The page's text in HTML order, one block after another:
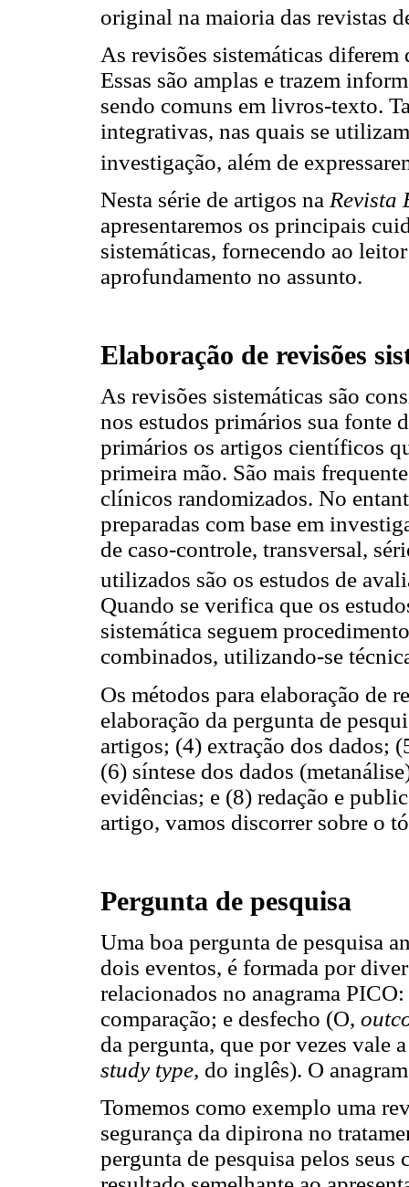
original na maioria das revistas
As revisões sistemáticas
Essas são amplas e trazem
sendo comuns em livros-texto.
integrativas, nas quais se
investigação, além de
Nesta série de artigos na Revista
apresentaremos os principais
sistemáticas, fornecendo ao
aprofundamento no assunto.
Elaboração de revisões
As revisões sistemáticas são
nos estudos primários sua fonte
primários os artigos científicos
primeira mão. São mais
clínicos randomizados. No
preparadas com base em
de caso-controle, transversal,
utilizados são os estudos de
Quando se verifica que os
sistemática seguem
combinados, utilizando-se
Os métodos para elaboração de
elaboração da pergunta de
artigos; (4) extração dos dados;
(6) síntese dos dados
evidências; e (8) redação e
artigo, vamos discorrer sobre o
Pergunta de pesquisa
Uma boa pergunta de pesquisa
dois eventos, é formada por
relacionados no anagrama
comparação; e desfecho (O,
da pergunta, que por vezes vale
study type, do inglês). O
Tomemos como exemplo uma
segurança da dipirona no
pergunta de pesquisa pelos seus